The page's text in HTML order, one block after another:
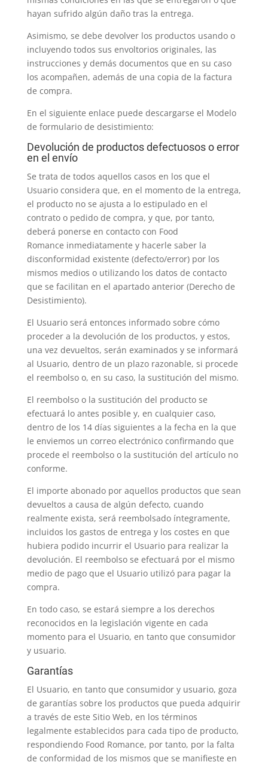
hayan sufrido algún daño tras la entrega.
Asimismo, se debe devolver los productos usando o
incluyendo todos sus envoltorios originales, las
instrucciones y demás documentos que en su caso
los acompañen, además de una copia de la factura
de compra.
En el siguiente enlace puede descargarse el Modelo
de formulario de desistimiento:
Devolución de productos defectuosos o error
en el envío
Se trata de todos aquellos casos en los que el
Usuario considera que, en el momento de la entrega,
el producto no se ajusta a lo estipulado en el
contrato o pedido de compra, y que, por tanto,
deberá ponerse en contacto con Food
Romance inmediatamente y hacerle saber la
disconformidad existente (defecto/error) por los
mismos medios o utilizando los datos de contacto
que se facilitan en el apartado anterior (Derecho de
Desistimiento).
El Usuario será entonces informado sobre cómo
proceder a la devolución de los productos, y estos,
una vez devueltos, serán examinados y se informará
al Usuario, dentro de un plazo razonable, si procede
el reembolso o, en su caso, la sustitución del mismo.
El reembolso o la sustitución del producto se
efectuará lo antes posible y, en cualquier caso,
dentro de los 14 días siguientes a la fecha en la que
le enviemos un correo electrónico confirmando que
procede el reembolso o la sustitución del artículo no
conforme.
El importe abonado por aquellos productos que sean
devueltos a causa de algún defecto, cuando
realmente exista, será reembolsado íntegramente,
incluidos los gastos de entrega y los costes en que
hubiera podido incurrir el Usuario para realizar la
devolución. El reembolso se efectuará por el mismo
medio de pago que el Usuario utilizó para pagar la
compra.
En todo caso, se estará siempre a los derechos
reconocidos en la legislación vigente en cada
momento para el Usuario, en tanto que consumidor
y usuario.
Garantías
El Usuario, en tanto que consumidor y usuario, goza
de garantías sobre los productos que pueda adquirir
a través de este Sitio Web, en los términos
legalmente establecidos para cada tipo de producto,
respondiendo Food Romance, por tanto, por la falta
de conformidad de los mismos que se manifieste en